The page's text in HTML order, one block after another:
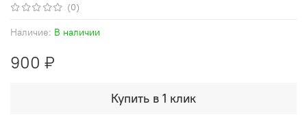
(0)
Наличие: В наличии
900 ₽
Купить в 1 клик